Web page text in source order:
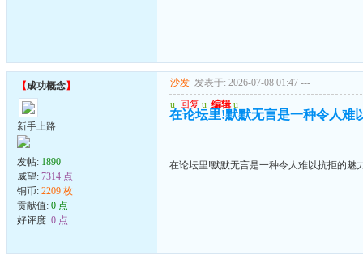
【成功概念】
新手上路
发帖: 1890
威望: 7314 点
铜币: 2209 枚
贡献值: 0 点
好评度: 0 点
沙发 发表于: 2026-07-08 01:47 ---
u 回复 u 编辑 u
在论坛里!默默无言是一种令人难
在论坛里!默默无言是一种令人难以抗拒的魅